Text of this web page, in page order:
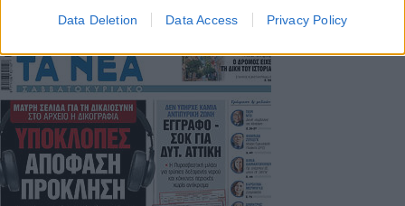
Data Deletion Data Access Privacy Policy